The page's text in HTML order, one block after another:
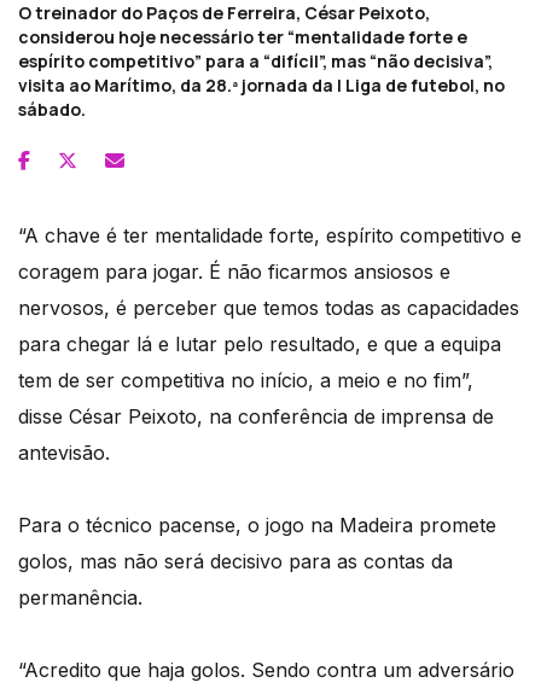
O treinador do Paços de Ferreira, César Peixoto,
considerou hoje necessário ter “mentalidade forte e
espírito competitivo” para a “difícil”, mas “não decisiva”,
visita ao Marítimo, da 28.ª jornada da I Liga de futebol, no
sábado.
“A chave é ter mentalidade forte, espírito competitivo e
coragem para jogar. É não ficarmos ansiosos e
nervosos, é perceber que temos todas as capacidades
para chegar lá e lutar pelo resultado, e que a equipa
tem de ser competitiva no início, a meio e no fim”,
disse César Peixoto, na conferência de imprensa de
antevisão.
Para o técnico pacense, o jogo na Madeira promete
golos, mas não será decisivo para as contas da
permanência.
“Acredito que haja golos. Sendo contra um adversário